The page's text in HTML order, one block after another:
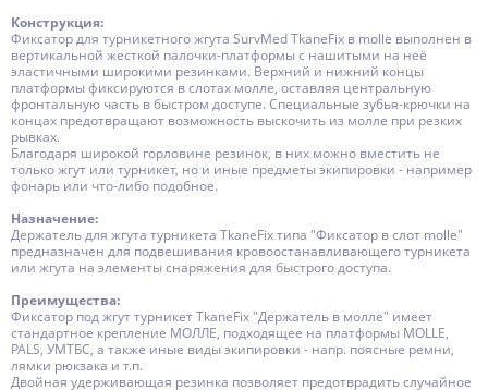
Конструкция:
Фиксатор для турникетного жгута SurvMed TkaneFix в molle выполнен в
вертикальной жесткой палочки-платформы с нашитыми на неё
эластичными широкими резинками. Верхний и нижний концы
платформы фиксируются в слотах молле, оставляя центральную
фронтальную часть в быстром доступе. Специальные зубья-крючки на
концах предотвращают возможность выскочить из молле при резких
рывках.
Благодаря широкой горловине резинок, в них можно вместить не
только жгут или турникет, но и иные предметы экипировки - например
фонарь или что-либо подобное.
Назначение:
Держатель для жгута турникета TkaneFix типа "Фиксатор в слот molle"
предназначен для подвешивания кровоостанавливающего турникета
или жгута на элементы снаряжения для быстрого доступа.
Преимущества:
Фиксатор под жгут турникет TkaneFix "Держатель в молле" имеет
стандартное крепление МОЛЛЕ, подходящее на платформы MOLLE,
PALS, УМТБС, а также иные виды экипировки - напр. поясные ремни,
лямки рюкзака и т.п.
Двойная удерживающая резинка позволяет предотврадить случайное